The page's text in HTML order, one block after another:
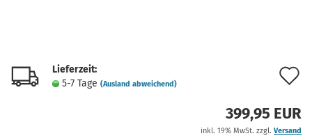
Lieferzeit:
5-7 Tage (Ausland abweichend)
399,95 EUR
inkl. 19% MwSt. zzgl. Versand